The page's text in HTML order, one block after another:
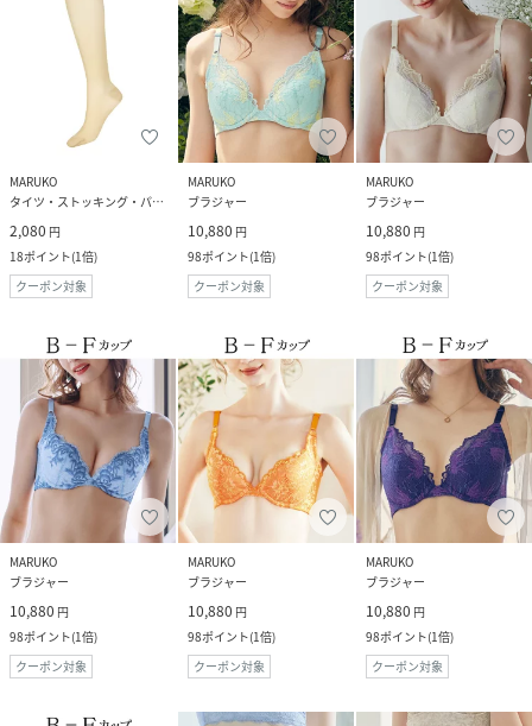
MARUKO
タイツ・ストッキング・パンスト
2,080 円
18ポイント(1倍)
クーポン対象
MARUKO
ブラジャー
10,880 円
98ポイント(1倍)
クーポン対象
MARUKO
ブラジャー
10,880 円
98ポイント(1倍)
クーポン対象
MARUKO
ブラジャー
10,880 円
98ポイント(1倍)
クーポン対象
MARUKO
ブラジャー
10,880 円
98ポイント(1倍)
クーポン対象
MARUKO
ブラジャー
10,880 円
98ポイント(1倍)
クーポン対象